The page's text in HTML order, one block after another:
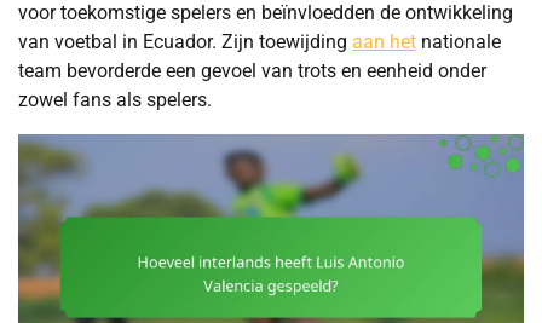
voor toekomstige spelers en beïnvloedden de ontwikkeling
van voetbal in Ecuador. Zijn toewijding aan het nationale
team bevorderde een gevoel van trots en eenheid onder
zowel fans als spelers.